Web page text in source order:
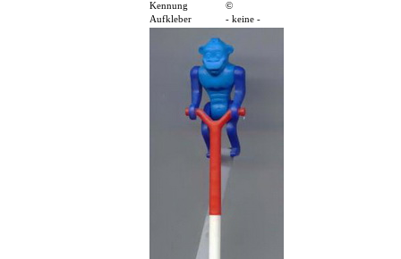
Kennung
©
Aufkleber
- keine -